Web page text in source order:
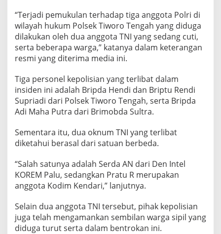
“Terjadi pemukulan terhadap tiga anggota Polri di
wilayah hukum Polsek Tiworo Tengah yang diduga
dilakukan oleh dua anggota TNI yang sedang cuti,
serta beberapa warga,” katanya dalam keterangan
resmi yang diterima media ini.
Tiga personel kepolisian yang terlibat dalam
insiden ini adalah Bripda Hendi dan Briptu Rendi
Supriadi dari Polsek Tiworo Tengah, serta Bripda
Adi Maha Putra dari Brimobda Sultra.
Sementara itu, dua oknum TNI yang terlibat
diketahui berasal dari satuan berbeda.
“Salah satunya adalah Serda AN dari Den Intel
KOREM Palu, sedangkan Pratu R merupakan
anggota Kodim Kendari,” lanjutnya.
Selain dua anggota TNI tersebut, pihak kepolisian
juga telah mengamankan sembilan warga sipil yang
diduga turut serta dalam bentrokan ini.